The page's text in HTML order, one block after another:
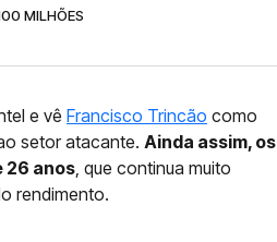
MILHÕES
e vê Francisco Trincão como
setor atacante. Ainda assim, os
26 anos , que continua muito
rendimento.